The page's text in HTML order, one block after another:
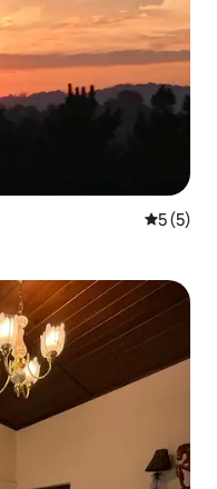
평점 5점
5 (5)